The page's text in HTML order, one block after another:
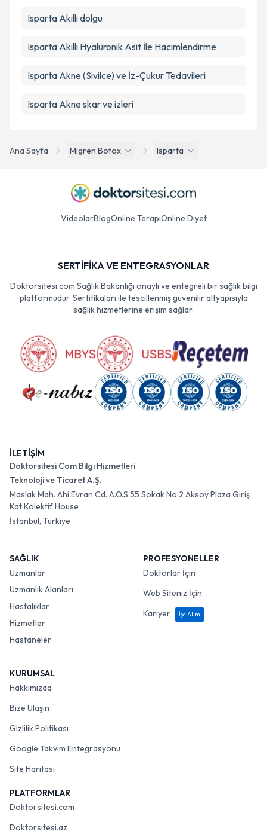
Ana Sayfa Migren Botox Isparta
Isparta Akıllı dolgu
Isparta Akıllı Hyalüronik Asit İle Hacimlendirme
Isparta Akne (Sivilce) ve İz-Çukur Tedavileri
Isparta Akne skar ve izleri
VideolarBlogOnline TerapiOnline Diyet
SERTİFİKA VE ENTEGRASYONLAR
Doktorsitesi.com Sağlık Bakanlığı onaylı ve entegreli bir sağlık bilgi
platformudur. Sertifikaları ile tescillenmiş güvenilir altyapısıyla
sağlık hizmetlerine erişim sağlar.
İLETİŞİM
Doktorsitesi Com Bilgi Hizmetleri
Teknoloji ve Ticaret A.Ş.
Maslak Mah. Ahi Evran Cd. A.O.S 55 Sokak No:2 Aksoy Plaza Giriş
Kat Kolektif House
İstanbul, Türkiye
SAĞLIK
Uzmanlar
Uzmanlık Alanları
Hastalıklar
Hizmetler
Hastaneler
PROFESYONELLER
Doktorlar İçin
Web Siteniz İçin
Kariyer
İşe Alım
KURUMSAL
Hakkımızda
Bize Ulaşın
Gizlilik Politikası
Google Takvim Entegrasyonu
Site Haritası
PLATFORMLAR
Doktorsitesi.com
Doktorsitesi.az